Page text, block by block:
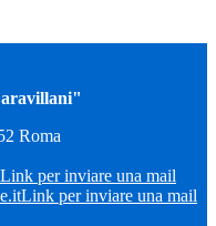
Roma
Link per inviare una mail
Link per inviare una mail